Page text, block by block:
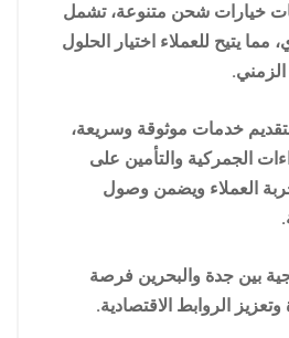
خيارات شحن متنوعة، تشمل
يتيح للعملاء اختيار الحلول
خدمات موثوقة وسريعة،
الجمركية والتأمين على
العملاء ويضمن وصول
بين جدة والبحرين فرصة
الروابط الاقتصادية.